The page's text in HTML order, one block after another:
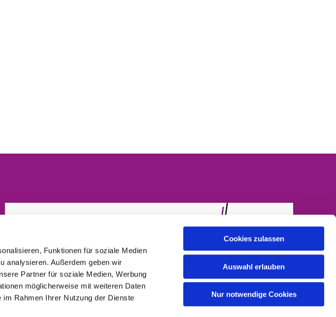
Funktionen für soziale Medien
analysieren. Außerdem geben wir
Partner für soziale Medien, Werbung
möglicherweise mit weiteren Daten
Rahmen Ihrer Nutzung der Dienste
Cookies zulassen
Auswahl erlauben
Nur notwendige Cookies